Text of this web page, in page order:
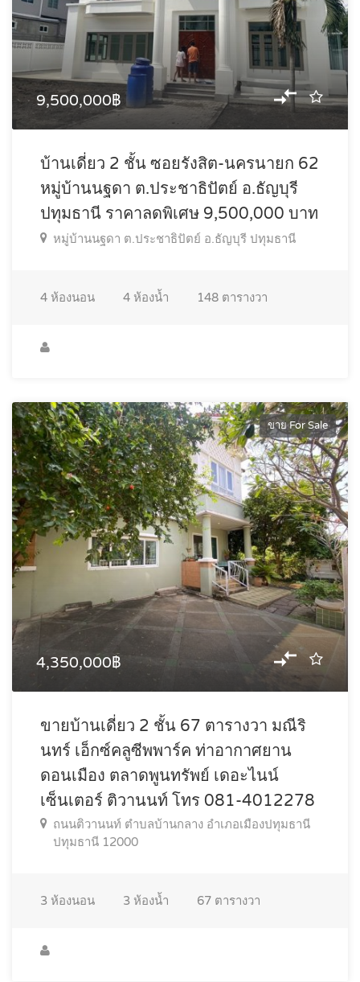
9,500,000฿
บ้านเดี่ยว 2 ชั้น ซอยรังสิต-นครนายก 62
หมู่บ้านนฐดา ต.ประชาธิปัตย์ อ.ธัญบุรี
ปทุมธานี ราคาลดพิเศษ 9,500,000 บาท
หมู่บ้านนฐดา ต.ประชาธิปัตย์ อ.ธัญบุรี ปทุมธานี
4 ห้องนอน 4 ห้องน้ำ 148 ตารางวา
ขาย For Sale
4,350,000฿
ขายบ้านเดี่ยว 2 ชั้น 67 ตารางวา มณีริ
นทร์ เอ็กซ์คลูซีพพาร์ค ท่าอากาศยาน
ดอนเมือง ตลาดพูนทรัพย์ เดอะไนน์
เซ็นเตอร์ ติวานนท์ โทร 081-4012278
ถนนติวานนท์ ตำบลบ้านกลาง อำเภอเมืองปทุมธานี
ปทุมธานี 12000
3 ห้องนอน 3 ห้องน้ำ 67 ตารางวา